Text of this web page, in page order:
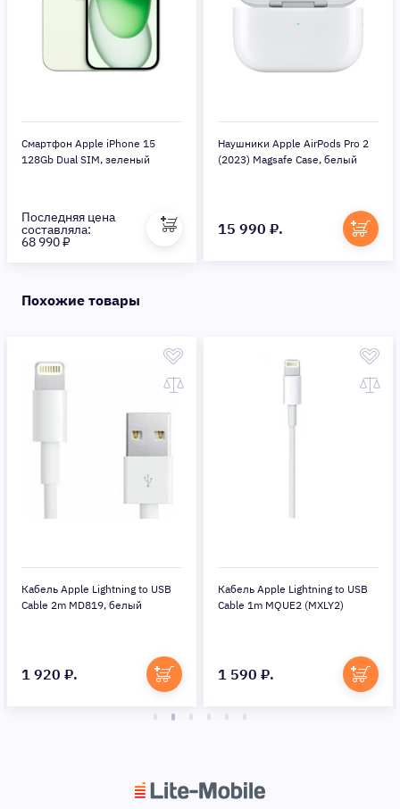
Смартфон Apple iPhone 15
128Gb Dual SIM, зеленый
Последняя цена
составляла:
68 990 ₽
Наушники Apple AirPods Pro 2
(2023) Magsafe Case, белый
15 990 ₽.
Похожие товары
Кабель Apple Lightning to USB
Cable 2m MD819, белый
1 920 ₽.
Кабель Apple Lightning to USB
Cable 1m MQUE2 (MXLY2)
1 590 ₽.